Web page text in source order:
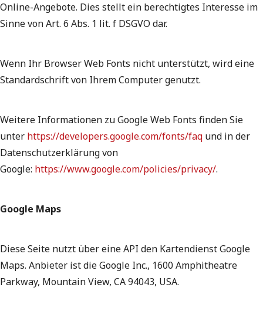
Online-Angebote. Dies stellt ein berechtigtes Interesse im
Sinne von Art. 6 Abs. 1 lit. f DSGVO dar.
Wenn Ihr Browser Web Fonts nicht unterstützt, wird eine
Standardschrift von Ihrem Computer genutzt.
Weitere Informationen zu Google Web Fonts finden Sie
unter https://developers.google.com/fonts/faq und in der
Datenschutzerklärung von
Google: https://www.google.com/policies/privacy/.
Google Maps
Diese Seite nutzt über eine API den Kartendienst Google
Maps. Anbieter ist die Google Inc., 1600 Amphitheatre
Parkway, Mountain View, CA 94043, USA.